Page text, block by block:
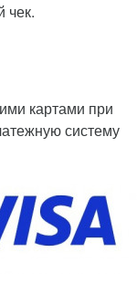
чек.
картами при
систему